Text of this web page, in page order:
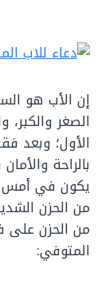
إن الأب هو
الصغر
الأول؛ وبعد
بالراحة
يكون في أمس
من الحزن
من الحزن على
المتوفي: